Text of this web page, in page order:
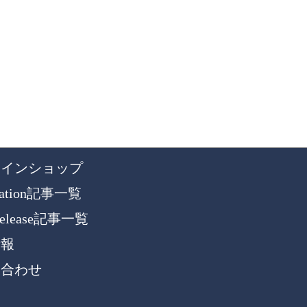
ンショップ
記事一覧
記事一覧
わせ